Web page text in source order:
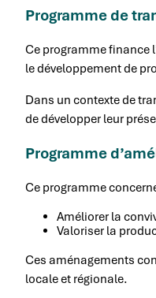
Programme de
Ce programme finance
le développement de
Dans un contexte de
de développer leur
Programme
Ce programme
Améliorer la
Valoriser la
Ces aménagements
locale et régionale.